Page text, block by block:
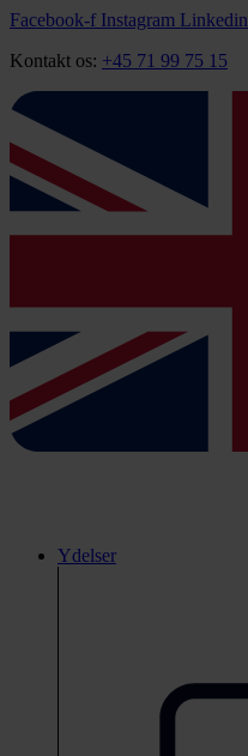
Videre
indhold
Facebook-f Instagram Linkedin
Kontakt os: +45 71 99 75 15
Ydelser